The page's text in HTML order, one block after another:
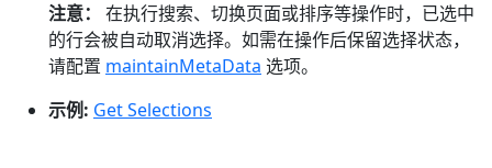
注意：
在执行搜索、切换页面或排序等操作时，已选中
的行会被自动取消选择。如需在操作后保留选择状态，
请配置 maintainMetaData 选项。
示例: Get Selections